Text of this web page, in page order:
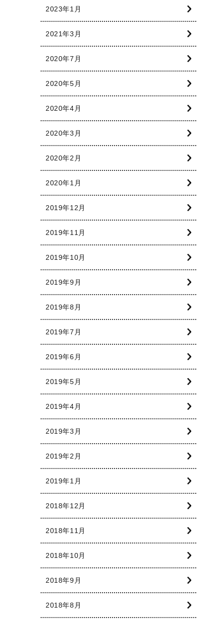
2023年1月
2021年3月
2020年7月
2020年5月
2020年4月
2020年3月
2020年2月
2020年1月
2019年12月
2019年11月
2019年10月
2019年9月
2019年8月
2019年7月
2019年6月
2019年5月
2019年4月
2019年3月
2019年2月
2019年1月
2018年12月
2018年11月
2018年10月
2018年9月
2018年8月